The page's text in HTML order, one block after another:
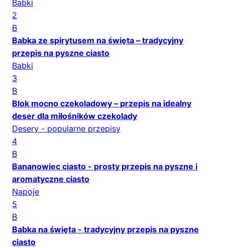
Babki
2
B
Babka ze spirytusem na święta – tradycyjny
przepis na pyszne ciasto
Babki
3
B
Blok mocno czekoladowy – przepis na idealny
deser dla miłośników czekolady
Desery - popularne przepisy
4
B
Bananowiec ciasto - prosty przepis na pyszne i
aromatyczne ciasto
Napoje
5
B
Babka na święta - tradycyjny przepis na pyszne
ciasto